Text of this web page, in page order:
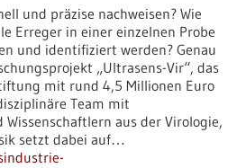
und präzise nachweisen? Wie
Erreger in einer einzelnen Probe
und identifiziert werden? Genau
„Ultrasens-Vir“, das
mit rund 4,5 Millionen Euro
Team mit
aus der Virologie,
setzt dabei auf…